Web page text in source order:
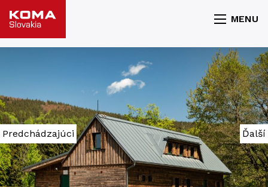
MENU
Predchádzajúci Ďalší